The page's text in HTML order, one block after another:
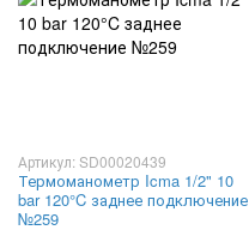
Артикул: SD00020439
Термоманометр Icma 1/2" 10
bar 120°C заднее подключение
№259